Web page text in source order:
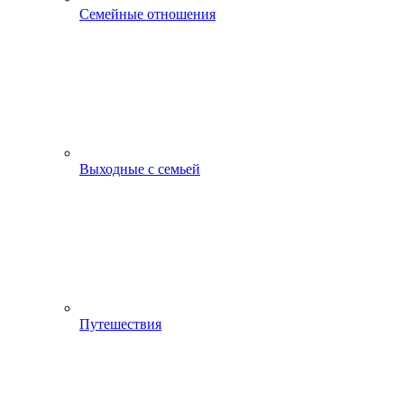
Семейные отношения
Выходные с семьей
Путешествия